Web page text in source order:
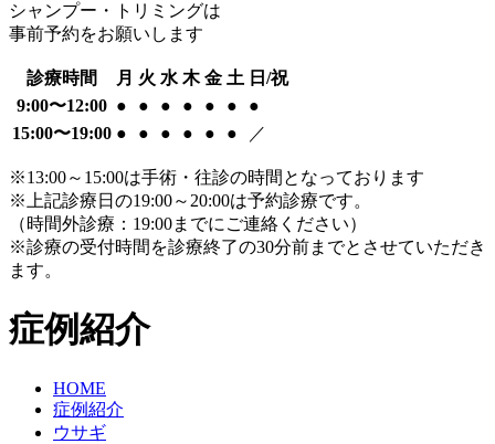
シャンプー・トリミングは
事前予約をお願いします
診療時間 月 火 水 木 金 土 日/祝
9:00〜12:00 ● ● ● ● ● ●
●
15:00〜19:00 ● ● ● ● ● ● ／
※13:00～15:00は手術・往診の時間となっております
※上記診療日の19:00～20:00は予約診療です。
（時間外診療：19:00までにご連絡ください）
※診療の受付時間を診療終了の30分前までとさせていただき
ます。
症例紹介
HOME
症例紹介
ウサギ